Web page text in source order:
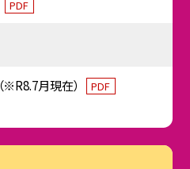
PDF
月現在） PDF